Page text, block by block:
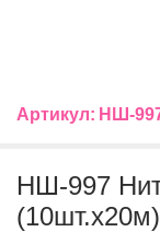
Артикул: НШ-
НШ-997